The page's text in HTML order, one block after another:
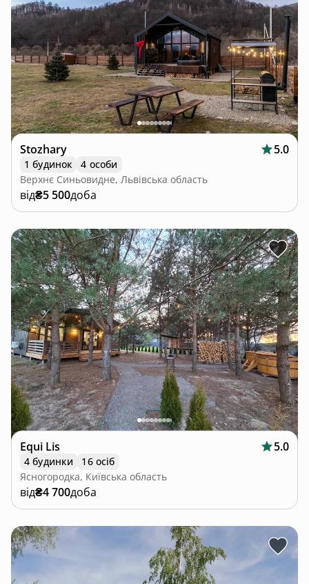
Stozhary 5.0
1 будинок
4 особи
Верхнє Синьовидне, Львівська область
від₴5 500доба
Equi Lis 5.0
4 будинки
16 осіб
Ясногородка, Київська область
від₴4 700доба